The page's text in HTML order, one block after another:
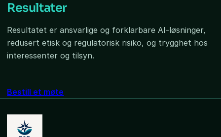
Resultater
Resultatet er ansvarlige og forklarbare AI-løsninger,
redusert etisk og regulatorisk risiko, og trygghet hos
interessenter og tilsyn.
Bestill et møte